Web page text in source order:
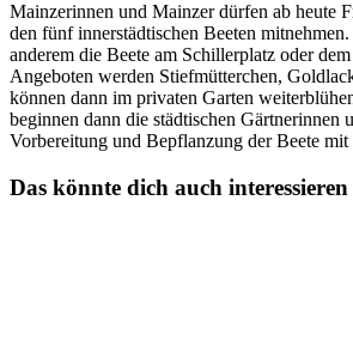
Mainzerinnen und Mainzer dürfen ab heute
den fünf innerstädtischen Beeten
anderem die Beete am Schillerplatz oder
Angeboten werden Stiefmütterchen,
können dann im privaten Garten
beginnen dann die städtischen Gärtnerinnen
Vorbereitung und Bepflanzung der Beete mit
Das könnte dich auch interessieren